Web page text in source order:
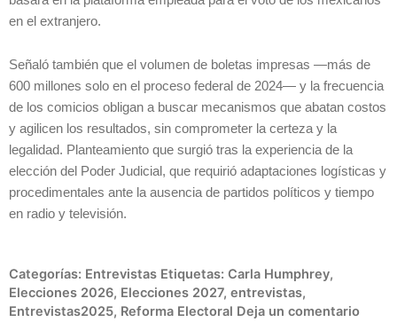
en el extranjero.
Señaló también que el volumen de boletas impresas —más de
600 millones solo en el proceso federal de 2024— y la frecuencia
de los comicios obligan a buscar mecanismos que abatan costos
y agilicen los resultados, sin comprometer la certeza y la
legalidad. Planteamiento que surgió tras la experiencia de la
elección del Poder Judicial, que requirió adaptaciones logísticas y
procedimentales ante la ausencia de partidos políticos y tiempo
en radio y televisión.
Categorías: Entrevistas Etiquetas: Carla Humphrey,
Elecciones 2026, Elecciones 2027, entrevistas,
Entrevistas2025, Reforma Electoral Deja un comentario